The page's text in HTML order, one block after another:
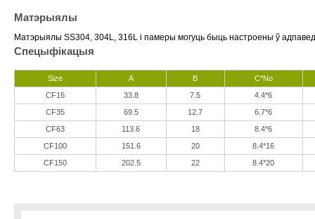
Матэрыялы
Матэрыялы SS304, 304L, 316L і памеры могуць быць настроены ў
Спецыфікацыя
Size A B
C*No
CF16
33.8 7.5
4.4*6
CF35
69.5 12.7
6.7*6
CF63
113.6 18
8.4*6
CF100
151.6 20
8.4*16
CF150
202.5 22 8.4*20